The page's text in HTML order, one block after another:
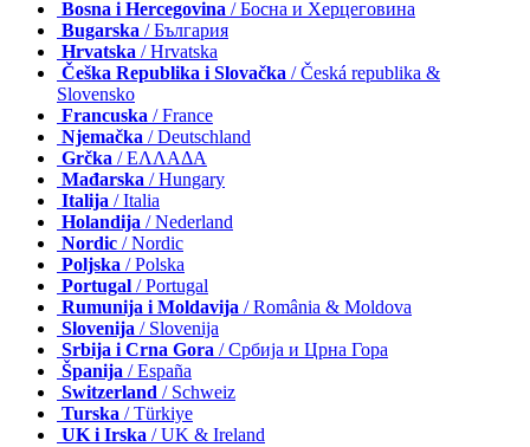
Bosna i Hercegovina / Босна и Херцеговина
Bugarska / България
Hrvatska / Hrvatska
Češka Republika i Slovačka / Česká republika &
Slovensko
Francuska / France
Njemačka / Deutschland
Grčka / ΕΛΛΑΔΑ
Mađarska / Hungary
Italija / Italia
Holandija / Nederland
Nordic / Nordic
Poljska / Polska
Portugal / Portugal
Rumunija i Moldavija / România & Moldova
Slovenija / Slovenija
Srbija i Crna Gora / Србија и Црна Гора
Španija / España
Switzerland / Schweiz
Turska / Türkiye
UK i Irska / UK & Ireland